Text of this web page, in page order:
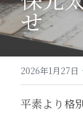
せ
2026年1月27日 ·
平素より格